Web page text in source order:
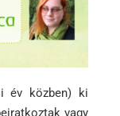
év közben) ki
vagy